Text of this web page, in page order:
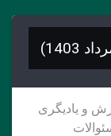
و یادیگری